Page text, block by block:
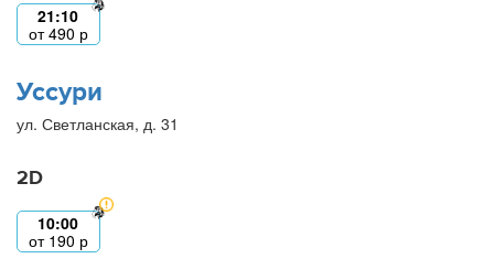
21:10
от490 р
Уссури
ул. Светланская, д. 31
2D
10:00
от 190 р